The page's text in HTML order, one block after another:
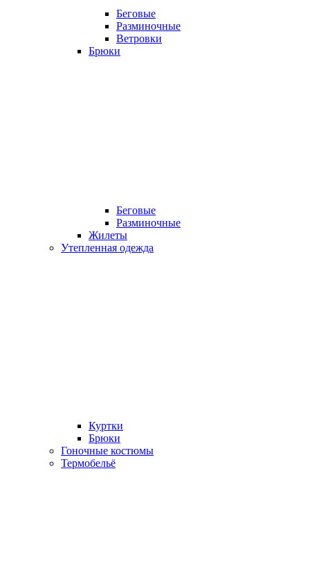
Беговые
Разминочные
Ветровки
Брюки
Беговые
Разминочные
Жилеты
Утепленная одежда
Куртки
Брюки
Гоночные костюмы
Термобельё